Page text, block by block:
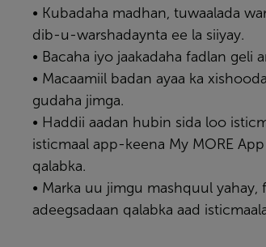
• Kubadaha madhan, tuwaalada
dib-u-warshadaynta ee la siiyay.
• Bacaha iyo jaakadaha fadlan geli
• Macaamiil badan ayaa ka
gudaha jimga.
• Haddii aadan hubin sida loo
isticmaal app-keena My MORE App
qalabka.
• Marka uu jimgu mashquul
adeegsadaan qalabka aad